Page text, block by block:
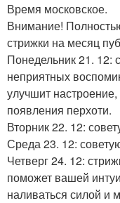
Время московское.
Внимание!
стрижки на месяц
Понедельник 21. 12:
неприятных
улучшит
появления перхоти.
Вторник 22. 12:
Среда 23. 12:
Четверг 24. 12:
поможет вашей
наливаться силой и